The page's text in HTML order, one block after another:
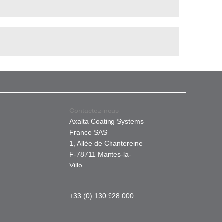
Contactez-nous
Axalta Coating Systems
France SAS
1, Allée de Chantereine
F-78711 Mantes-la-
Ville
+33 (0) 130 928 000